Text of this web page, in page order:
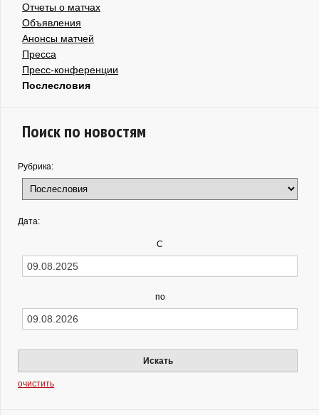
Отчеты о матчах
Объявления
Анонсы матчей
Пресса
Пресс-конференции
Послесловия
Поиск по новостям
Рубрика:
Дата:
С
по
Искать
очистить